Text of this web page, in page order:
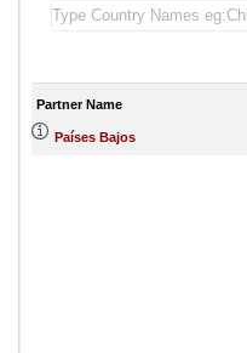
Partner Name
Países Bajos